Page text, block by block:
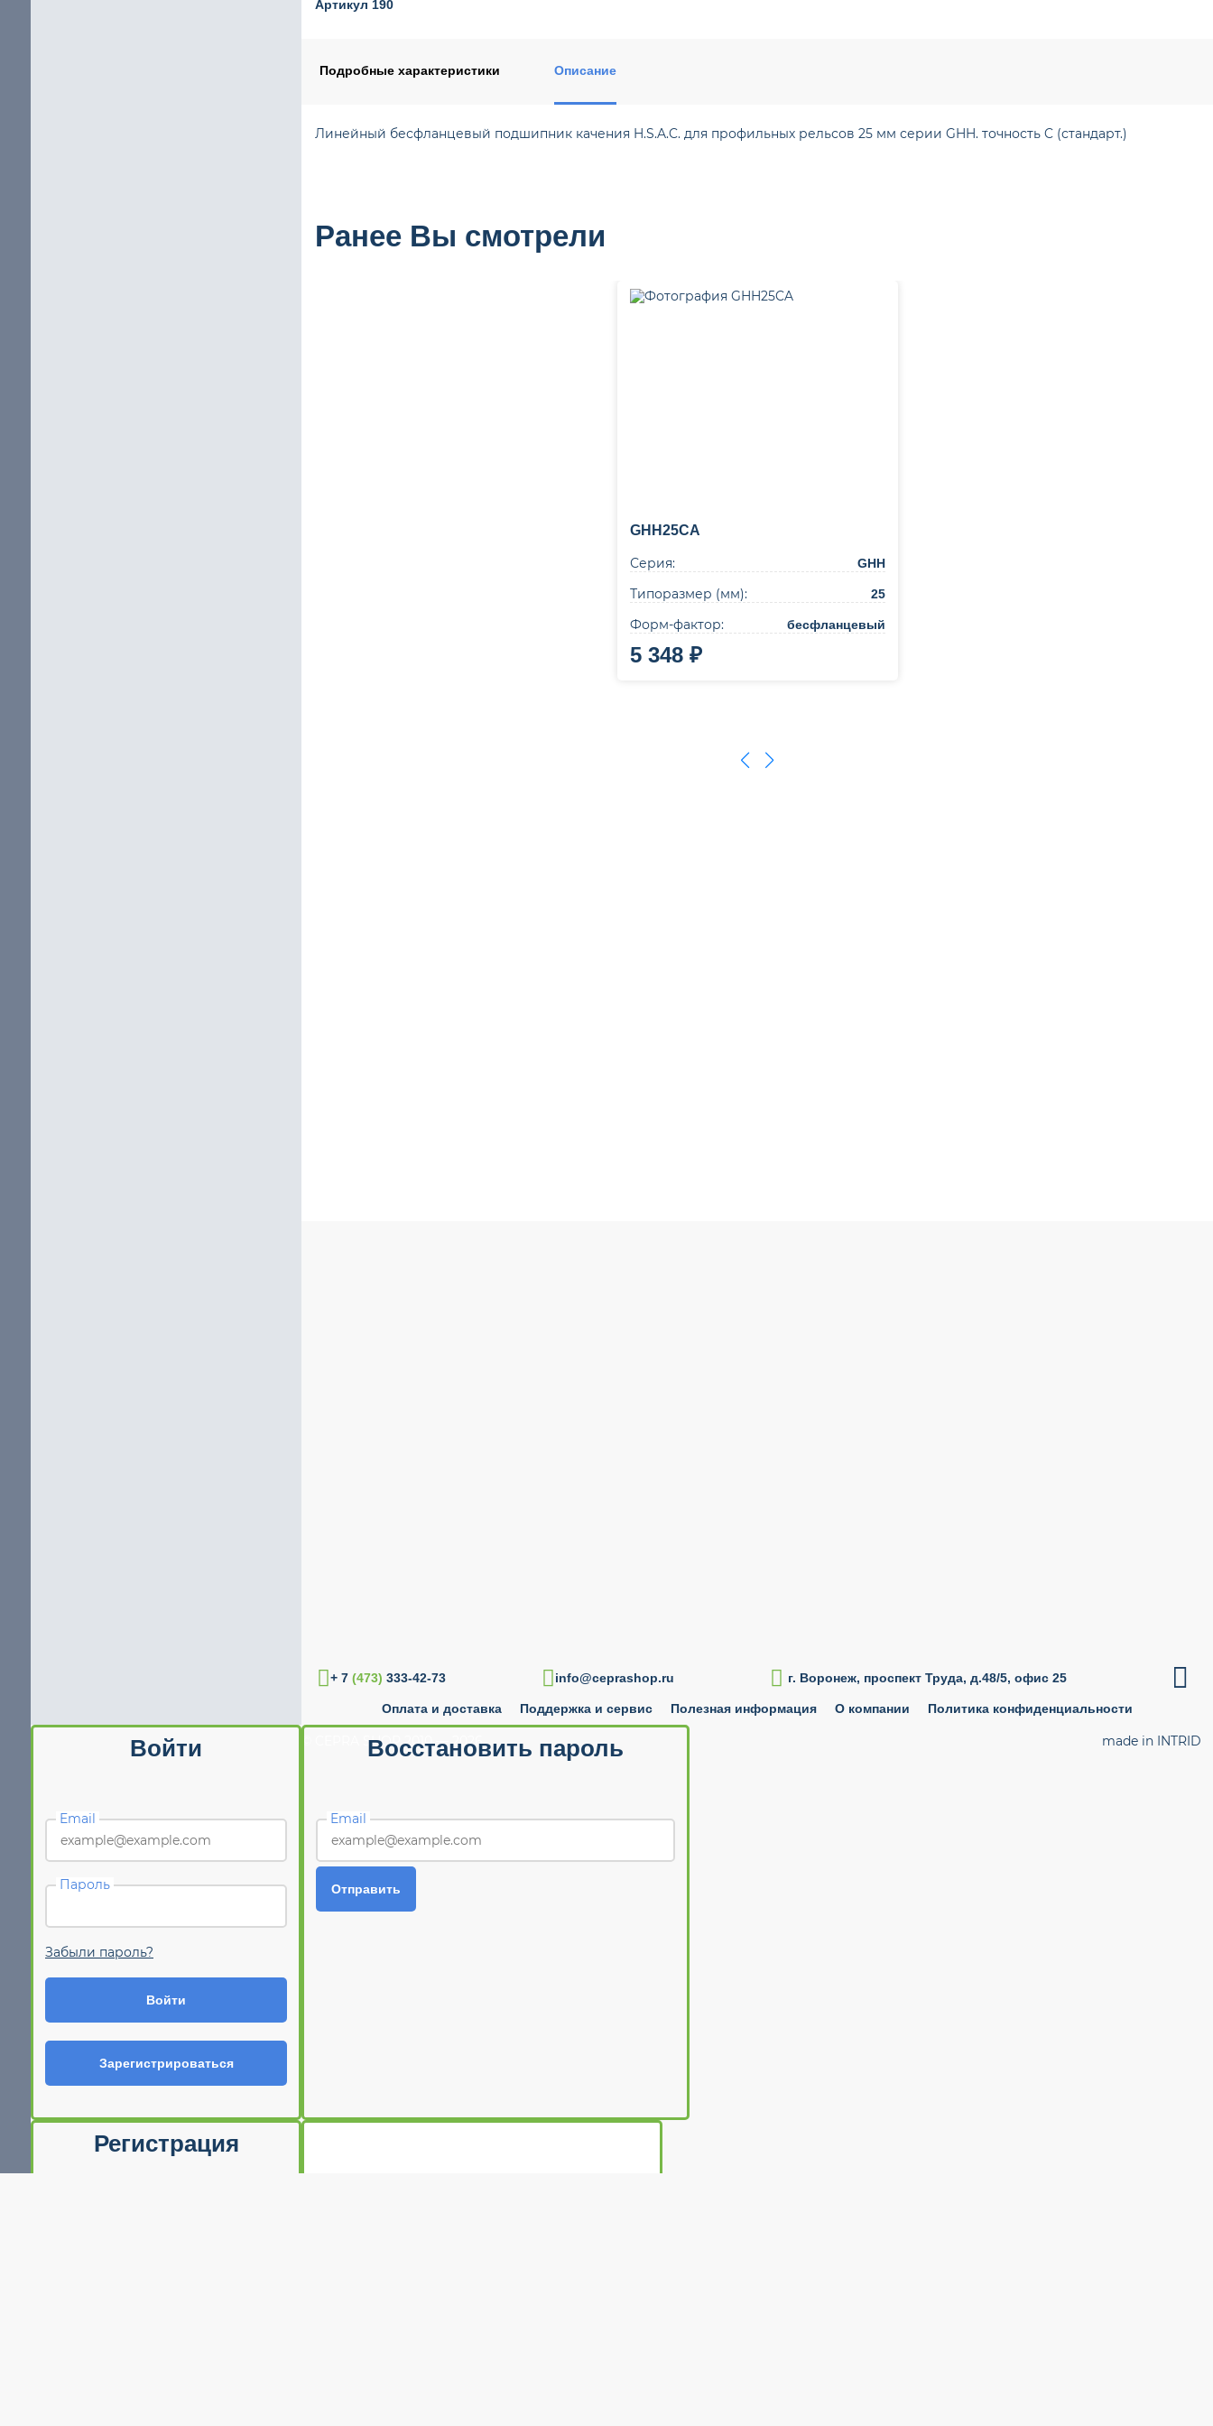
Шаговый двигатель с повышенным крутящим моментом
Артикул 190
Подробные характеристики Описание
Линейный бесфланцевый подшипник качения H.S.A.C. для профильных рельсов 25 мм серии GHH. точность C (стандарт.)
Ранее Вы смотрели
GHH25CA
Серия: GHH
Типоразмер (мм): 25
Форм-фактор: бесфланцевый
5 348 ₽
+ 7 (473) 333-42-73 info@ceprashop.ru  г. Воронеж, проспект Труда, д.48/5, офис 25 
Оплата и доставка Поддержка и сервис Полезная информация О компании Политика конфиденциальности
© CEPRA SHOP 2010 — 2026 made in INTRID
Войти
Email
Пароль
Забыли пароль?
Войти
Зарегистрироваться
Восстановить пароль
Email
Отправить
Регистрация